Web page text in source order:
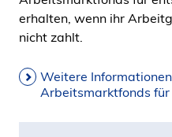
erhalten, wenn ihr
nicht zahlt.
Weitere
Arbeitsmarktfonds